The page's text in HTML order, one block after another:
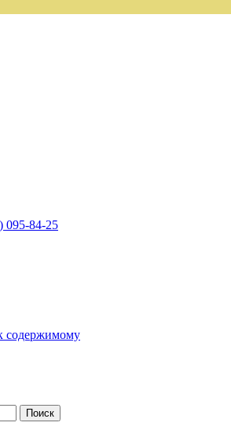
095-84-25
содержимому